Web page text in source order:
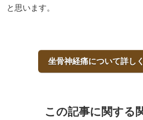
と思います。
坐骨神経痛について詳し
この記事に関する